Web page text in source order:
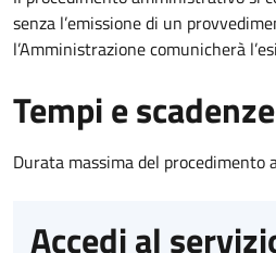
senza l’emissione di un
l’Amministrazione comunicherà
Tempi e scadenze
Durata massima del
Accedi al